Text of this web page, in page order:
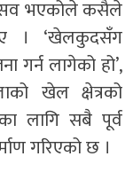
भएकोले कसैले
। ‘खेलकुदसँग
लागेको हो’,
खेल क्षेत्रको
लागि सबै पूर्व
गरिएको छ ।